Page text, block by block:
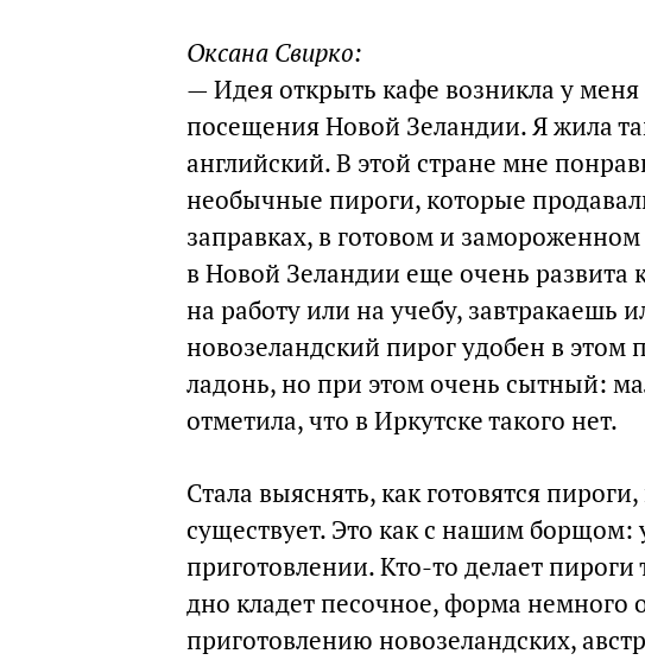
Оксана Свирко:
— Идея открыть кафе возникла у
посещения Новой Зеландии. Я жила
английский. В этой стране мне
необычные пироги, которые
заправках, в готовом и
в Новой Зеландии еще очень развита
на работу или на учебу,
новозеландский пирог удобен в
ладонь, но при этом очень сытный:
отметила, что в Иркутске такого нет.
Стала выяснять, как готовятся
существует. Это как с нашим
приготовлении. Кто-то делает пироги
дно кладет песочное, форма немного
приготовлению новозеландских,